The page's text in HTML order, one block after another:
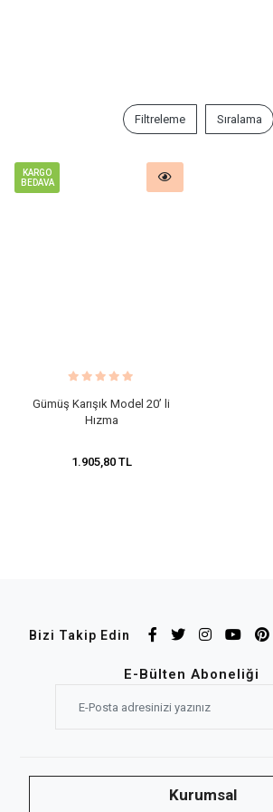
Filtreleme Sıralama
KARGO
BEDAVA
Gümüş Karışık Model 20’ li
Hızma
1.905,80 TL
Bizi Takip Edin
E-Bülten Aboneliği
Kurumsal